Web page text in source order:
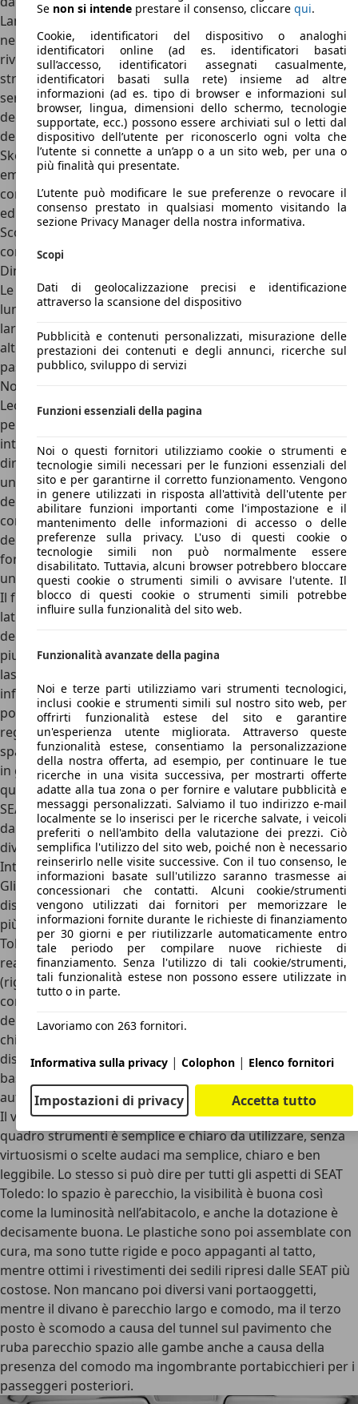
Lanciata nel 2004 e abbandonata solo cinque anni dopo,
nel 2009, per Toledo è stato il momento di una nuova
rivoluzione quattro anni più tardi, nel 2013. Addio alla
strana carrozzeria monovolume del passato: la quarta
serie di Toledo è di nuovo una berlina a tre volumi ma oggi
decisamente più piccola e compatta. Realizzata sul pianale
della Volkswagen Polo V e strettamente derivata dalla
Skoda Rapid, Toledo è una berlina media adatta ai mercati
emergenti o a chi cerca il massimo spazio senza esagerare
con le dimensioni esterne. Ma cosa poteva offrire la quarta
ed ultima (per ora) Toledo?
Scopriamo allora dimensioni, interni, motori, prezzi e
concorrenti di SEAT Toledo di quarta generazione.
Dimensioni SEAT Toledo
Le dimensioni della SEAT Toledo sono:
lunghezza 4,48 metri
larghezza 1,71 metri
altezza 1,46 metri
passo 2,59 metri
Nonostante fosse più lunga di quasi 20 cm rispetto alla
Leon, la nuova SEAT Toledo con i suoi 4,48 metri si inseriva
perfettamente a cavallo tra la piccola Ibiza e la media Golf,
introducendo su un corpo vettura a tre volumi
direttamente derivato da quello della sorella Skoda Rapid
uno stile latino tipicamente SEAT. I frontale ricorda quello
delle coeve Ibiza e Leon, con una calandra trapezoidale con
cornice cromata e logo della Casa spagnola al centro ai lati
della quale trovano posto dei grandi gruppi ottici dalla
forma dinamica che uniti alle nervature sul cofano danno
una bella presenza alla vettura.
Il frontale dinamico deve però fare i conti con una vista
laterale piuttosto classica, formata da una fiancata
decisamente pulita e lineare, una linea dei finestrini
piuttosto ampia e una linea discendente del tetto che
lascia spazio ad un terzo volume ben visibile. In coda,
infine, dei fari trapezoidali e il logo SEAT al centro del
portellone insieme alla dicitura Toledo fiera al centro
regalano uno stile pulito e rassicurante alla berlina
spagnola, che forse non farà emozionare come altre SEAT
in gamma ma offre tanta concretezza e versatilità. A
questo proposito, infatti, concludendo con le dimensioni di
SEAT Toledo troviamo un vano di carico enorme, che parte
da ben 550 litri e può arrivare a 1.490 litri abbattendo il
divano posteriore.
Interni SEAT Toledo
Gli interni di SEAT Toledo sono sobri e piuttosto ben
disegnati, con uno stile che si discosta parecchio da quello
più giocoso della sorellina Ibiza e che fanno sembrare
Toledo più grande di quello che è. La plancia è infatti
realizzata su due livelli, con il primo dotato di una plastica
(rigida) più scura mentre la parte centrale è più chiara e
con un disegno pulito e rigoroso. Le comode bocchette
dell’aria si trovano nella parte superiore di questa fascia
chiara, mentre la consolle centrale è dominata dalla radio,
disponibile anche con sistema di navigazione, e poco più in
basso troviamo i comandi del climatizzatore, manuale o
automatico.
Il volante è lo stesso delle SEAT più costose, mentre il
quadro strumenti è semplice e chiaro da utilizzare, senza
virtuosismi o scelte audaci ma semplice, chiaro e ben
leggibile. Lo stesso si può dire per tutti gli aspetti di SEAT
Toledo: lo spazio è parecchio, la visibilità è buona così
come la luminosità nell’abitacolo, e anche la dotazione è
decisamente buona. Le plastiche sono poi assemblate con
cura, ma sono tutte rigide e poco appaganti al tatto,
mentre ottimi i rivestimenti dei sedili ripresi dalle SEAT più
costose. Non mancano poi diversi vani portaoggetti,
mentre il divano è parecchio largo e comodo, ma il terzo
posto è scomodo a causa del tunnel sul pavimento che
ruba parecchio spazio alle gambe anche a causa della
presenza del comodo ma ingombrante portabicchieri per i
passeggeri posteriori.
Se non si intende prestare il consenso, cliccare qui.
Cookie, identificatori del dispositivo o analoghi
identificatori online (ad es. identificatori basati
sull’accesso, identificatori assegnati casualmente,
identificatori basati sulla rete) insieme ad altre
informazioni (ad es. tipo di browser e informazioni sul
browser, lingua, dimensioni dello schermo, tecnologie
supportate, ecc.) possono essere archiviati sul o letti dal
dispositivo dell’utente per riconoscerlo ogni volta che
l’utente si connette a un’app o a un sito web, per una o
più finalità qui presentate.
L’utente può modificare le sue preferenze o revocare il
consenso prestato in qualsiasi momento visitando la
sezione Privacy Manager della nostra informativa.
Scopi
Dati di geolocalizzazione precisi e identificazione
attraverso la scansione del dispositivo
Pubblicità e contenuti personalizzati, misurazione delle
prestazioni dei contenuti e degli annunci, ricerche sul
pubblico, sviluppo di servizi
Funzioni essenziali della pagina
Noi o questi fornitori utilizziamo cookie o strumenti e
tecnologie simili necessari per le funzioni essenziali del
sito e per garantirne il corretto funzionamento. Vengono
in genere utilizzati in risposta all'attività dell'utente per
abilitare funzioni importanti come l'impostazione e il
mantenimento delle informazioni di accesso o delle
preferenze sulla privacy. L'uso di questi cookie o
tecnologie simili non può normalmente essere
disabilitato. Tuttavia, alcuni browser potrebbero bloccare
questi cookie o strumenti simili o avvisare l'utente. Il
blocco di questi cookie o strumenti simili potrebbe
influire sulla funzionalità del sito web.
Funzionalità avanzate della pagina
Noi e terze parti utilizziamo vari strumenti tecnologici,
inclusi cookie e strumenti simili sul nostro sito web, per
offrirti funzionalità estese del sito e garantire
un'esperienza utente migliorata. Attraverso queste
funzionalità estese, consentiamo la personalizzazione
della nostra offerta, ad esempio, per continuare le tue
ricerche in una visita successiva, per mostrarti offerte
adatte alla tua zona o per fornire e valutare pubblicità e
messaggi personalizzati. Salviamo il tuo indirizzo e-mail
localmente se lo inserisci per le ricerche salvate, i veicoli
preferiti o nell'ambito della valutazione dei prezzi. Ciò
semplifica l'utilizzo del sito web, poiché non è necessario
reinserirlo nelle visite successive. Con il tuo consenso, le
informazioni basate sull'utilizzo saranno trasmesse ai
concessionari che contatti. Alcuni cookie/strumenti
vengono utilizzati dai fornitori per memorizzare le
informazioni fornite durante le richieste di finanziamento
per 30 giorni e per riutilizzarle automaticamente entro
tale periodo per compilare nuove richieste di
finanziamento. Senza l'utilizzo di tali cookie/strumenti,
tali funzionalità estese non possono essere utilizzate in
tutto o in parte.
Lavoriamo con 263 fornitori.
Informativa sulla privacy | Colophon | Elenco fornitori
Impostazioni di privacy Accetta tutto